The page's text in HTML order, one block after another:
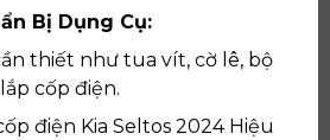
Bị Dụng Cụ:
thiết như tua vít, cờ lê, bộ
cốp điện.
điện Kia Seltos 2024 Hiệu